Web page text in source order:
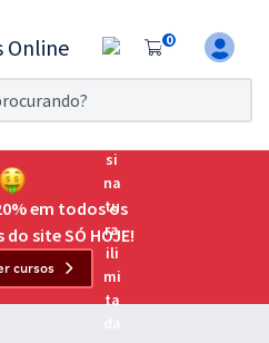
0
por 7 dias!
o Exame da
as principais
em todos os
site SÓ HOJE!
cursos